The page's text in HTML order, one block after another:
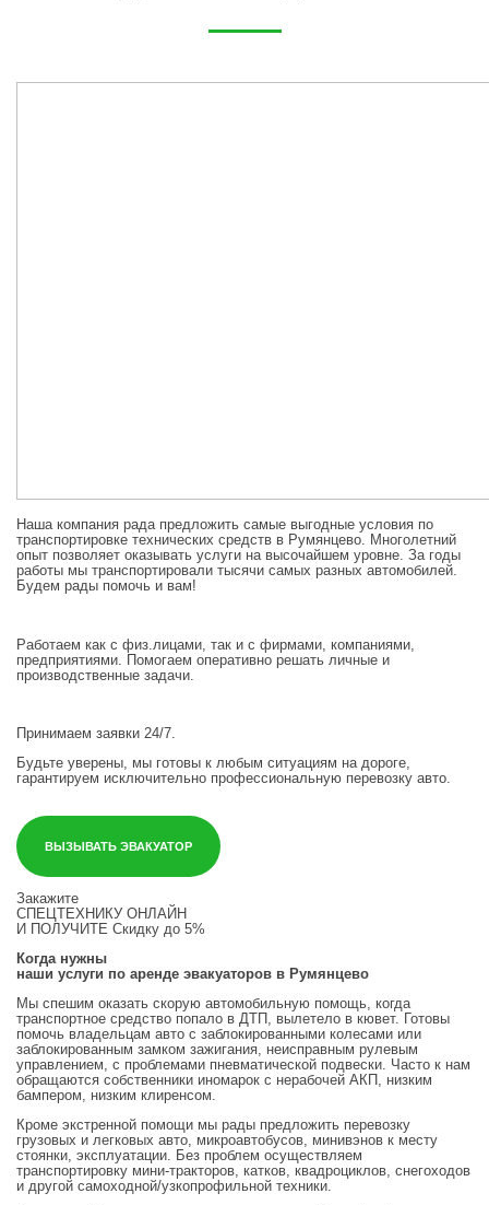
Наша компания рада предложить самые выгодные условия по
транспортировке технических средств в Румянцево. Многолетний
опыт позволяет оказывать услуги на высочайшем уровне. За годы
работы мы транспортировали тысячи самых разных автомобилей.
Будем рады помочь и вам!
Работаем как с физ.лицами, так и с фирмами, компаниями,
предприятиями. Помогаем оперативно решать личные и
производственные задачи.
Принимаем заявки 24/7.
Будьте уверены, мы готовы к любым ситуациям на дороге,
гарантируем исключительно профессиональную перевозку авто.
ВЫЗЫВАТЬ ЭВАКУАТОР
Закажите
СПЕЦТЕХНИКУ ОНЛАЙН
И ПОЛУЧИТЕ Скидку до 5%
Когда нужны
наши услуги по аренде эвакуаторов в Румянцево
Мы спешим оказать скорую автомобильную помощь, когда
транспортное средство попало в ДТП, вылетело в кювет. Готовы
помочь владельцам авто с заблокированными колесами или
заблокированным замком зажигания, неисправным рулевым
управлением, с проблемами пневматической подвески. Часто к нам
обращаются собственники иномарок с нерабочей АКП, низким
бампером, низким клиренсом.
Кроме экстренной помощи мы рады предложить перевозку
грузовых и легковых авто, микроавтобусов, минивэнов к месту
стоянки, эксплуатации. Без проблем осуществляем
транспортировку мини-тракторов, катков, квадроциклов, снегоходов
и другой самоходной/узкопрофильной техники.